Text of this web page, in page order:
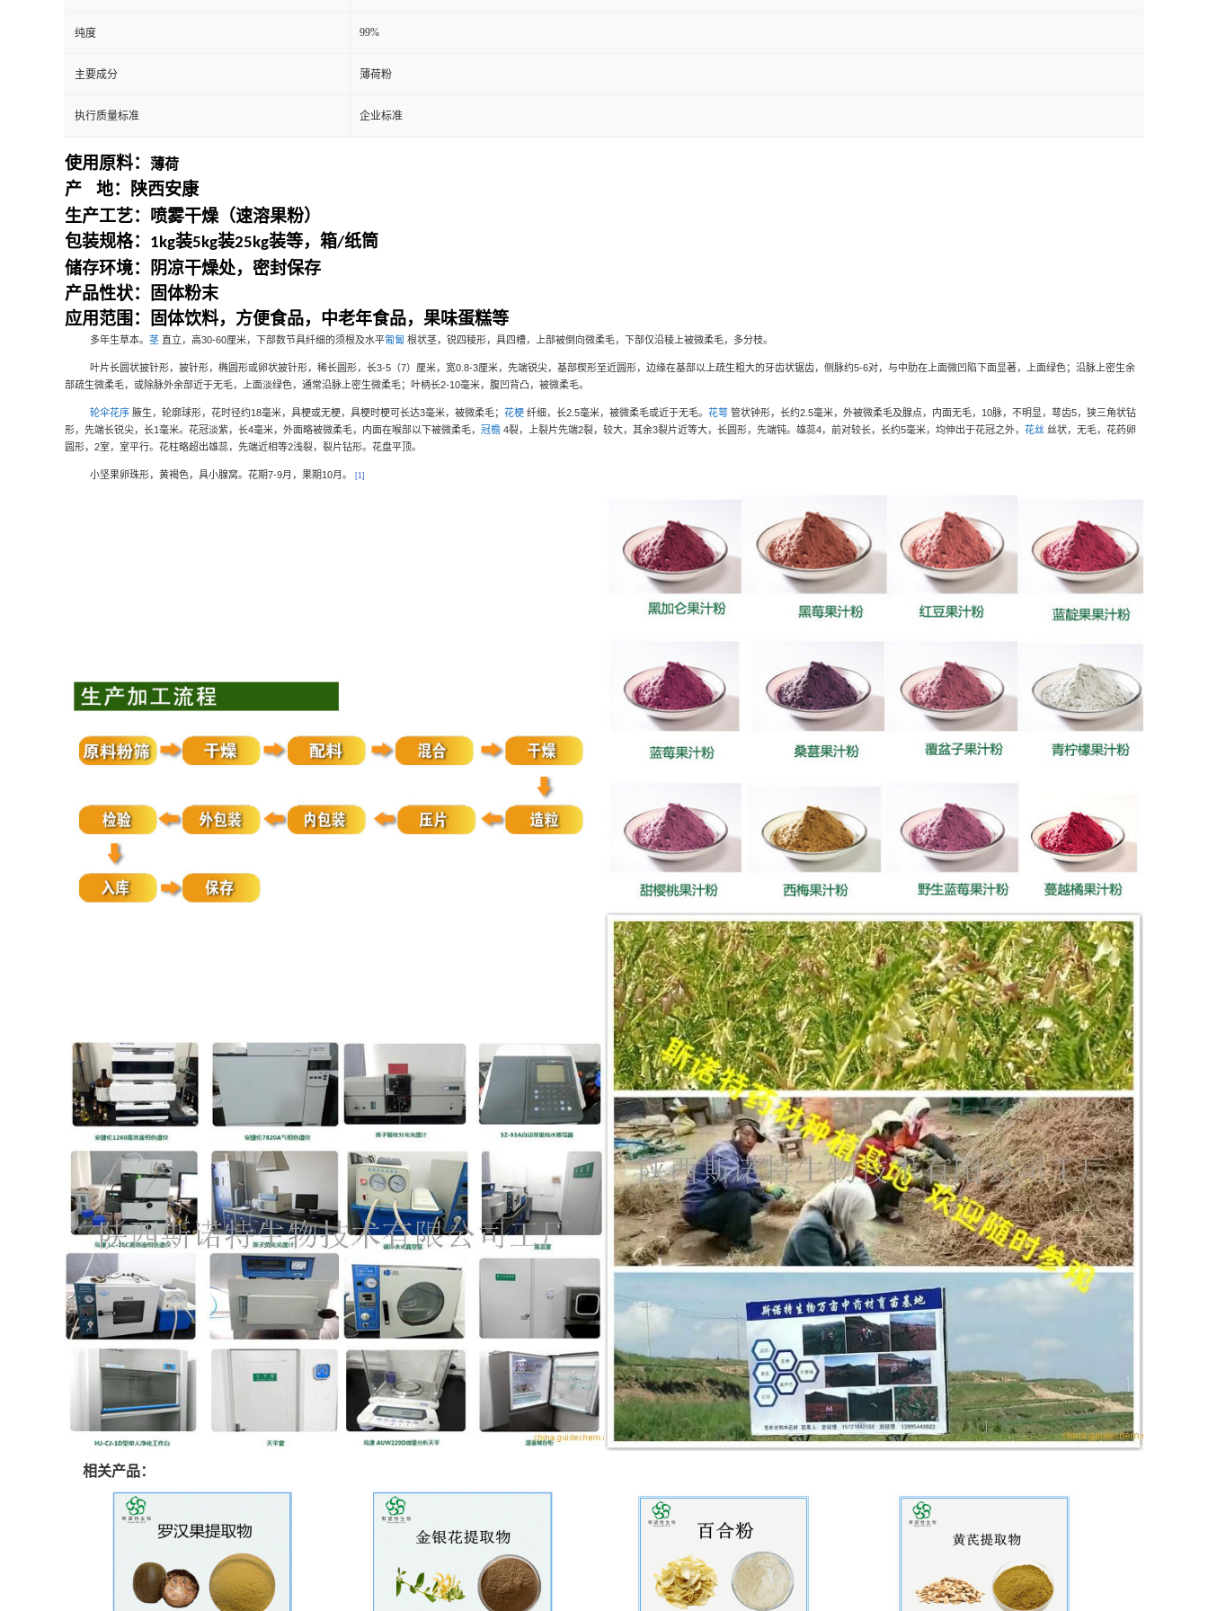
纯度 99%
主要成分 薄荷粉
执行质量标准 企业标准
使用原料： 薄荷
产 地：
陕西安康
生产工艺：喷雾干燥（速溶果粉）
包装规格：
1kg装5kg装25kg装等，箱/纸筒
储存环境：阴凉干燥处，密封保存
产品性状：固体粉末
应用范围：固体饮料，方便食品，中老年食品，果味蛋糕等
多年生草本。 茎 直立，高30-60厘米，下部数节具纤细的须根及水平匍匐 根状茎，锐四稜形，具四槽，上部被倒向微柔毛，下部仅沿稜上被微柔毛，多分枝。
叶片长圆状披针形，披针形，椭圆形或卵状披针形，稀长圆形，长3-5 （7）厘米，宽0.8-3厘米，先端锐尖，基部楔形至近圆形，边缘在基部以上疏生粗大的牙齿状锯齿，侧脉约5-6对，与中肋在上面微凹陷下面显著，上面绿色；沿脉上密生余
部疏生微柔毛，或除脉外余部近于无毛，上面淡绿色，通常沿脉上密生微柔毛；叶柄长2-10毫米，腹凹背凸，被微柔毛。
轮伞花序 腋生，轮廓球形，花时径约18毫米，具梗或无梗，具梗时梗可长达3毫米，被微柔毛； 花梗 纤细，长2.5毫米，被微柔毛或近于无毛。 花萼 管状钟形，长约2.5毫米，外被微柔毛及腺点，内面无毛， 10脉，不明显，萼齿5，狭三角状钻
形，先端长锐尖，长1毫米。花冠淡紫，长4毫米，外面略被微柔毛，内面在喉部以下被微柔毛， 冠檐 4裂，上裂片先端2裂，较大，其余3裂片近等大，长圆形，先端钝。雄蕊4，前对较长，长约5毫米，均伸出于花冠之外， 花丝 丝状，无毛，花药卵
圆形， 2室，室平行。花柱略超出雄蕊，先端近相等2浅裂，裂片钻形。花盘平顶。
小坚果卵珠形，黄褐色，具小腺窝。花期7-9月，果期10月。 [1]
相关产品：